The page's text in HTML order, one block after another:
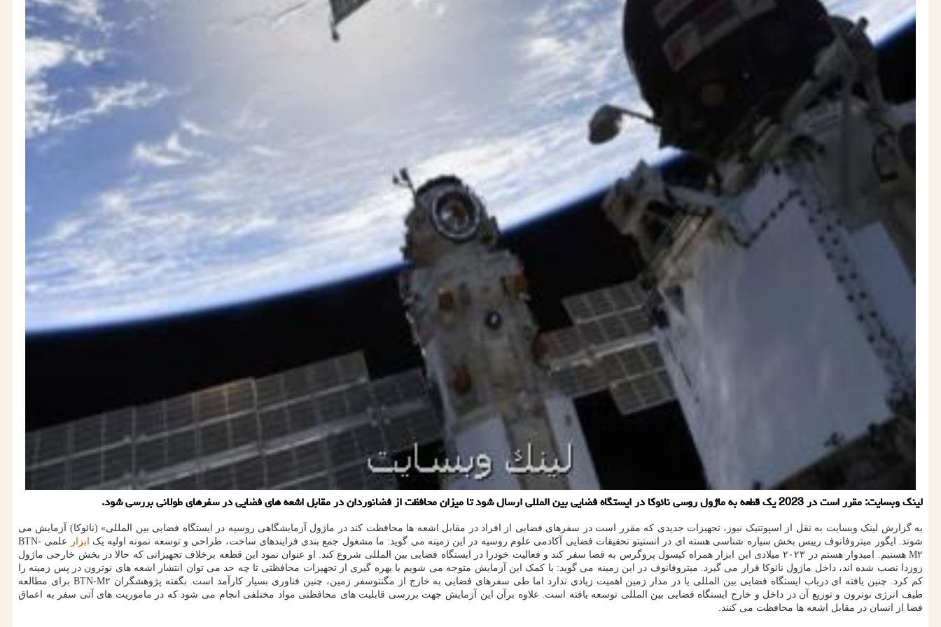
لینک وبسایت: مقرر است در 2023 یک قطعه به ماژول روسی نائوکا در ایستگاه فضایی بین المللی ارسال شود تا میزان محافظت از فضانوردان در مقابل اشعه های فضایی در سفرهای طولانی بررسی شود.
به گزارش لینک وبسایت به نقل از اسپوتنیک نیوز، تجهیزات جدیدی که مقرر است در سفرهای فضایی از افراد در مقابل اشعه ها محافظت کند در ماژول آزمایشگاهی روسیه در ایستگاه فضایی بین المللی» (نائوکا) آزمایش می
شوند. ایگور میتروفانوف رییس بخش سیاره شناسی هسته ای در انستیتو تحقیقات فضایی آکادمی علوم روسیه در این زمینه می گوید: ما مشغول جمع بندی فرایندهای ساخت، طراحی و توسعه نمونه اولیه یک
ابزار
علمی BTN-
M۲ هستیم. امیدوار هستم در ۲۰۲۳ میلادی این ابزار همراه کپسول پروگرس به فضا سفر کند و فعالیت خودرا در ایستگاه فضایی بین المللی شروع کند. او عنوان نمود این قطعه برخلاف تجهیزاتی که حالا در بخش خارجی ماژول
زوزدا نصب شده اند، داخل ماژول نائوکا قرار می گیرد. میتروفانوف در این زمینه می گوید: با کمک این آزمایش متوجه می شویم با بهره گیری از تجهیزات محافظتی تا چه حد می توان انتشار اشعه های نوترون در پس زمینه را
کم کرد. چنین یافته ای درباب ایستگاه فضایی بین المللی یا در مدار زمین اهمیت زیادی ندارد اما طی سفرهای فضایی به خارج از مگنتوسفر زمین، چنین فناوری بسیار کارآمد است. بگفته پژوهشگران BTN-M۲ برای مطالعه
طیف انرژی نوترون و توزیع آن در داخل و خارج ایستگاه فضایی بین المللی توسعه یافته است. علاوه برآن این آزمایش جهت بررسی قابلیت های محافظتی مواد مختلفی انجام می شود که در ماموریت های آتی سفر به اعماق
فضا از انسان در مقابل اشعه ها محافظت می کنند.